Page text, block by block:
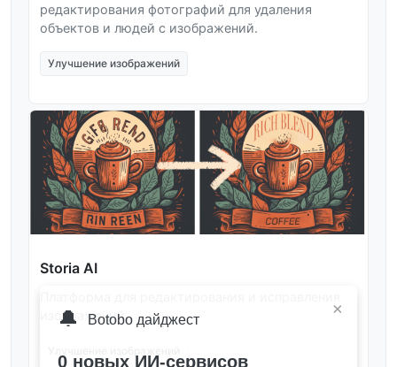
редактирования фотографий для удаления
объектов и людей с изображений.
Улучшение изображений
Storia AI
изображений.
×
🔔 Botobo дайджест
0 новых ИИ-сервисов